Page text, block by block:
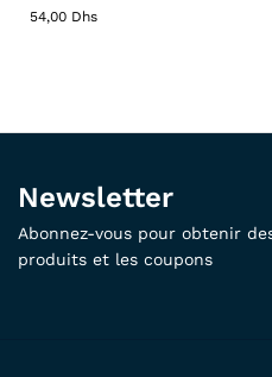
54,00 Dhs
Newsletter
Abonnez-vous pour obtenir
produits et les coupons